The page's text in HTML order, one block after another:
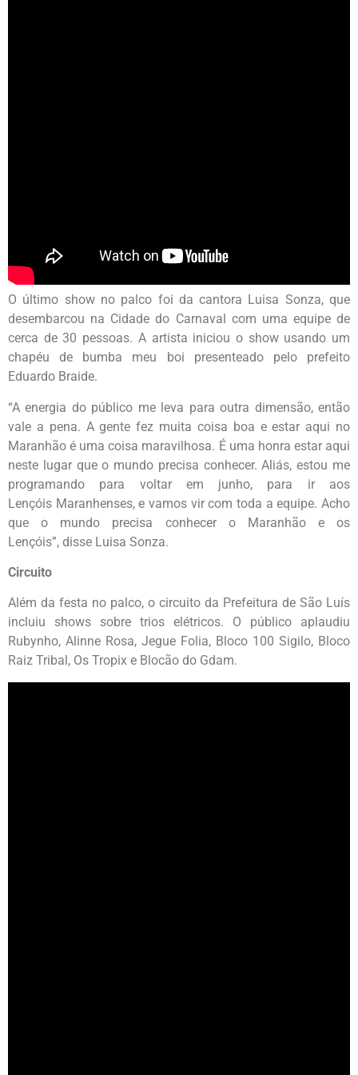
O último show no palco foi da cantora Luisa Sonza, que
desembarcou na Cidade do Carnaval com uma equipe de
cerca de 30 pessoas. A artista iniciou o show usando um
chapéu de bumba meu boi presenteado pelo prefeito
Eduardo Braide.
“A energia do público me leva para outra dimensão, então
vale a pena. A gente fez muita coisa boa e estar aqui no
Maranhão é uma coisa maravilhosa. É uma honra estar aqui
neste lugar que o mundo precisa conhecer. Aliás, estou me
programando para voltar em junho, para ir aos
Lençóis Maranhenses, e vamos vir com toda a equipe. Acho
que o mundo precisa conhecer o Maranhão e os
Lençóis”, disse Luisa Sonza.
Circuito
Além da festa no palco, o circuito da Prefeitura de São Luís
incluiu shows sobre trios elétricos. O público aplaudiu
Rubynho, Alinne Rosa, Jegue Folia, Bloco 100 Sigilo, Bloco
Raiz Tribal, Os Tropix e Blocão do Gdam.